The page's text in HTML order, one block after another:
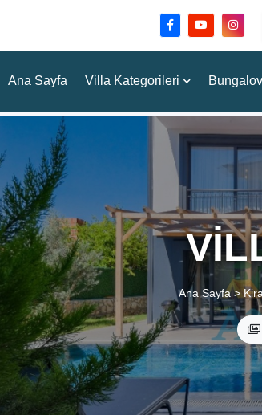
Ana Sayfa Villa Kategorileri
Ana Sayfa >